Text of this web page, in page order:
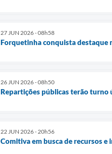
27 JUN 2026 - 08h58
Forquetinha conquista destaque
26 JUN 2026 - 08h50
Repartições públicas terão turno
22 JUN 2026 - 20h56
Comitiva em busca de recursos